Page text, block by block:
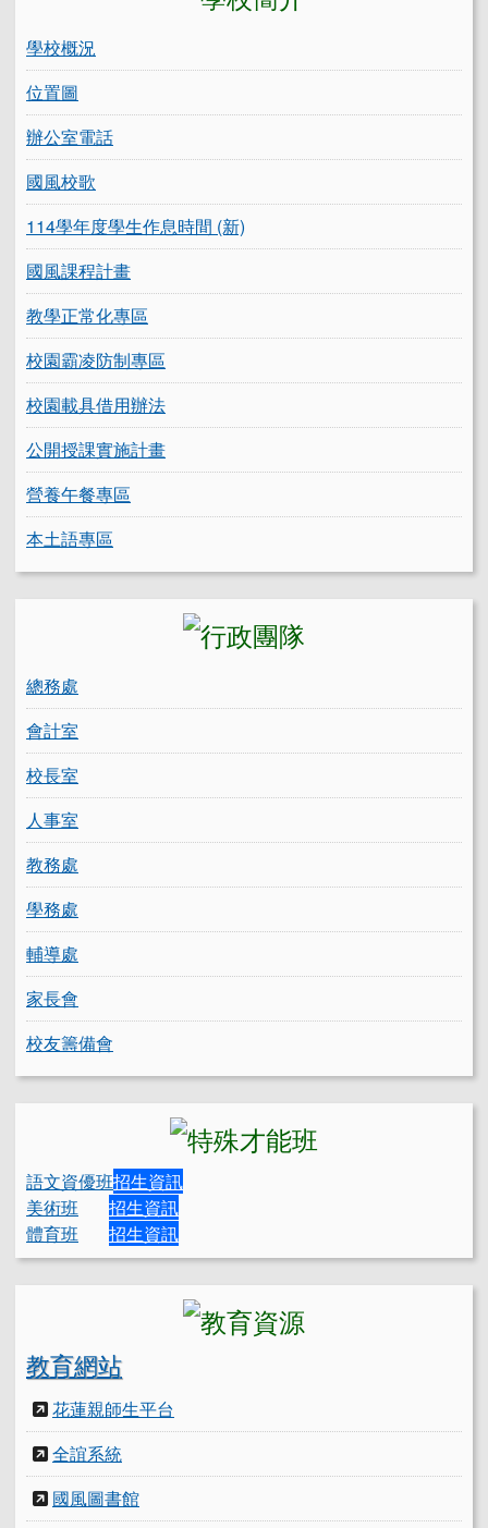
學校概況
位置圖
辦公室電話
國風校歌
114學年度學生作息時間 (新)
國風課程計畫
教學正常化專區
校園霸凌防制專區
校園載具借用辦法
公開授課實施計畫
營養午餐專區
本土語專區
總務處
會計室
校長室
人事室
教務處
學務處
輔導處
家長會
校友籌備會
語文資優班招生資訊
美術班
招生資訊
體育班
招生資訊
教育網站
花蓮親師生平台
全誼系統
國風圖書館